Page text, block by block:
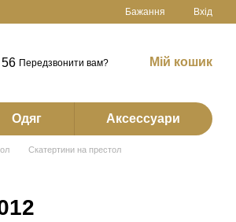
Бажання Вхід
Передзвонити вам? Мій кошик
Одяг Аксессуари
Скатертини на престол